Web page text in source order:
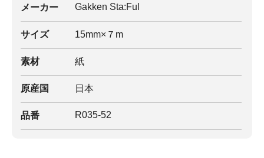
メーカー Gakken Sta:Ful
サイズ 15mm×７m
素材 紙
原産国 日本
品番 R035-52